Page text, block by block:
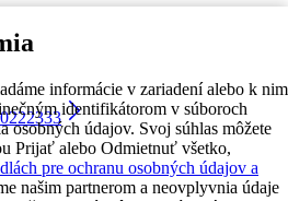
informácie v zariadení alebo k nim
identifikátorom v súboroch
osobných údajov. Svoj súhlas môžete
Prijať alebo Odmietnuť všetko,
pre ochranu osobných údajov a
našim partnerom a neovplyvnia údaje